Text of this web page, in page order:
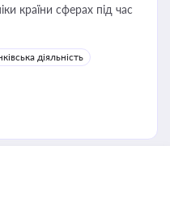
країни сферах під час
діяльність